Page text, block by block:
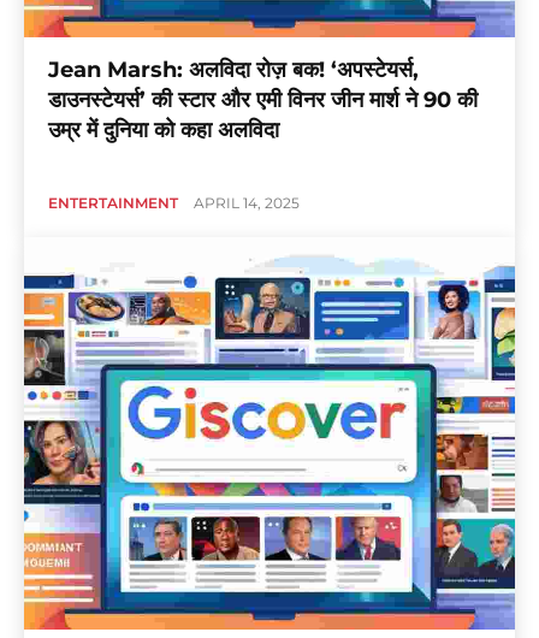
Jean Marsh: अलविदा रोज़ बक! ‘अपस्टेयर्स,
डाउनस्टेयर्स’ की स्टार और एमी विनर जीन मार्श ने 90 की
उम्र में दुनिया को कहा अलविदा
ENTERTAINMENT APRIL 14, 2025